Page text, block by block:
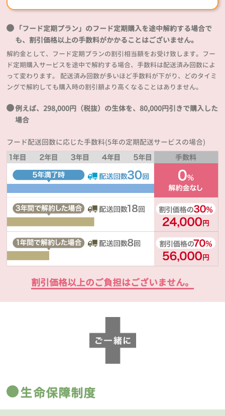
「フード定期プラン」のフード定期購入を途中解約する場合で
も、割引価格以上の手数料がかかることはございません。
解約金として、フード定期プランの割引相当額をお受け致します。フー
ド定期購入サービスを途中で解約する場合、手数料は配送済み回数によ
って変わります。 配送済み回数が多いほど手数料が下がり、どのタイミ
ングで解約しても購入時の割引額より高くなることはありません。
例えば、298,000円（税抜）の生体を、80,000円引きで購入した
場合
フード配送回数に応じた手数料(5年の定期配送サービスの場合)
割引価格以上のご負担はございません。
生命保障制度